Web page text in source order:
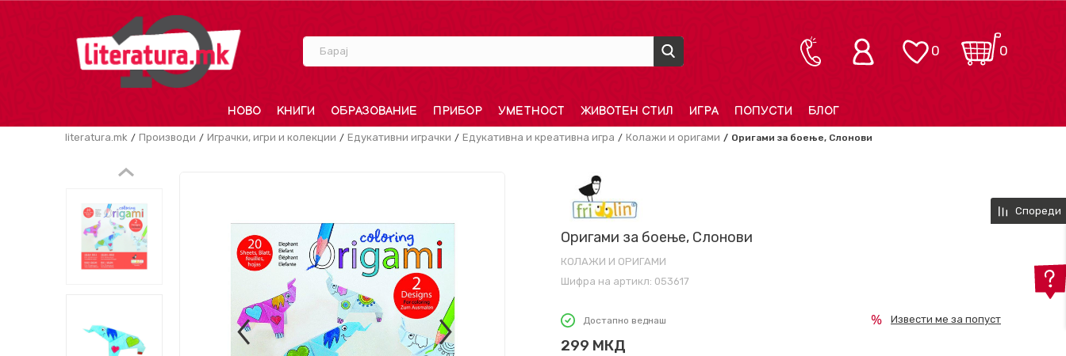
Барај 0
0
НОВО КНИГИ ОБРАЗОВАНИЕ ПРИБОР УМЕТНОСТ ЖИВОТЕН СТИЛ ИГРА ПОПУСТИ БЛОГ
literatura.mk Производи Играчки, игри и колекции Едукативни играчки Едукативна и креативна игра Колажи и оригами Оригами за боење, Слонови
Оригами за боење, Слонови
КОЛАЖИ И ОРИГАМИ
Шифра на артикл: 053617
Достапно веднаш
299 МКД
Извести ме за попуст
Спореди